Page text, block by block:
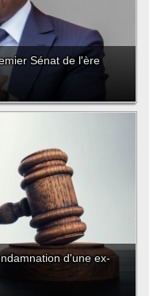
Sénat de l'ère
d'une ex-